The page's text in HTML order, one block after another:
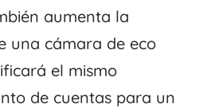
aumenta la
una cámara de eco
el mismo
de cuentas para un